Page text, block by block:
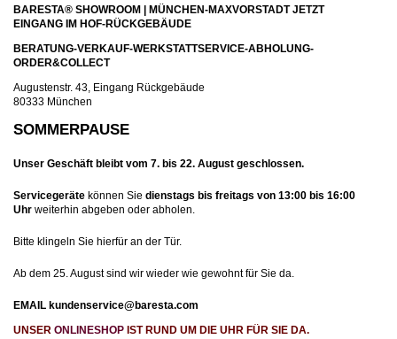
BARESTA® SHOWROOM | MÜNCHEN-MAXVORSTADT JETZT
EINGANG IM HOF-RÜCKGEBÄUDE
BERATUNG-VERKAUF-WERKSTATTSERVICE-ABHOLUNG-
ORDER&COLLECT
Augustenstr. 43, Eingang Rückgebäude
80333 München
SOMMERPAUSE
Unser Geschäft bleibt vom 7. bis 22. August geschlossen.
Servicegeräte können Sie dienstags bis freitags von 13:00 bis 16:00
Uhr weiterhin abgeben oder abholen.
Bitte klingeln Sie hierfür an der Tür.
Ab dem 25. Augustsind wir wieder wie gewohnt für Sie da.
EMAIL kundenservice@baresta.com
UNSER ONLINESHOP IST RUND UM DIE UHR FÜR SIE DA.